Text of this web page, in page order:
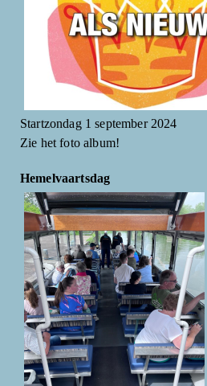
Startzondag 1 september 2024
Zie het foto album!
Hemelvaartsdag